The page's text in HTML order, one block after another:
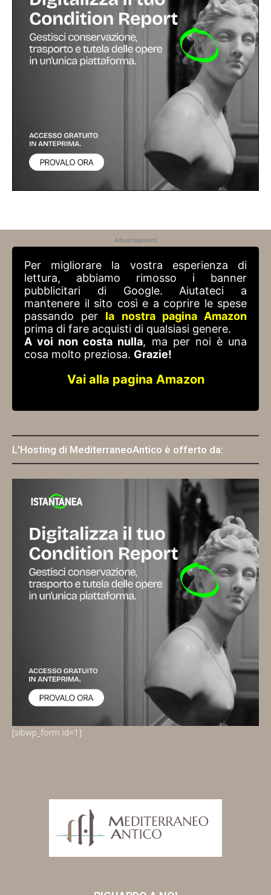
Advertisement
Per migliorare la vostra esperienza di
lettura, abbiamo rimosso i banner
pubblicitari di Google. Aiutateci a
mantenere il sito così e a coprire le spese
passando per la nostra pagina Amazon
prima di fare acquisti di qualsiasi genere.
A voi non costa nulla, ma per noi è una
cosa molto preziosa. Grazie!
Vai alla pagina Amazon
L'Hosting di MediterraneoAntico è offerto da:
[sibwp_form id=1]